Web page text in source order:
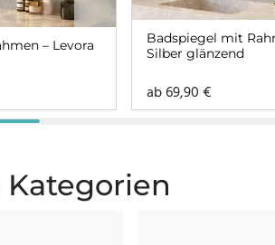
– Levora
Badspiegel mit
Silber glänzend
ab69,90€